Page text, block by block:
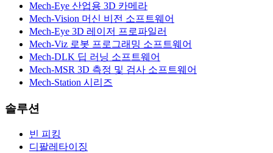
Mech-Eye 산업용 3D 카메라
Mech-Vision 머신 비전 소프트웨어
Mech-Eye 3D 레이저 프로파일러
Mech-Viz 로봇 프로그래밍 소프트웨어
Mech-DLK 딥 러닝 소프트웨어
Mech-MSR 3D 측정 및 검사 소프트웨어
Mech-Station 시리즈
솔루션
빈 피킹
디팔레타이징